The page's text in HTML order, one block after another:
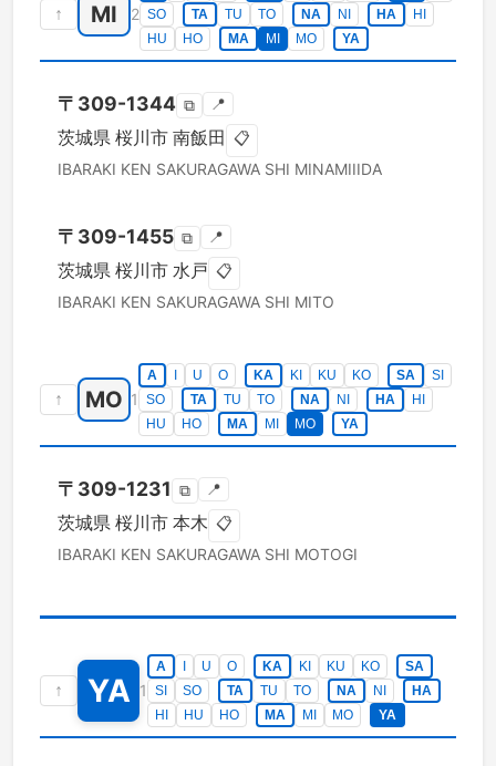
↑ MI 2 SO
TA TU TO NA NI HA
HI
HU
HO MA MI MO YA
〒 309-1344 ⧉ 📍
茨城県 桜川市 南飯田 📋
IBARAKI KEN SAKURAGAWA SHI MINAMIIIDA
〒 309-1455 ⧉ 📍
茨城県 桜川市 水戸 📋
IBARAKI KEN SAKURAGAWA SHI MITO
↑ MO 1
A U O KA KI KU KO SA
SI
SO
TA TU TO NA NI HA
HI
HU
HO MA MI MO YA
〒 309-1231 ⧉ 📍
茨城県 桜川市 本木 📋
IBARAKI KEN SAKURAGAWA SHI MOTOGI
↑ YA 1
A U O KA KI KU KO
SA
SI
SO TA TU TO NA NI
HA
HI
HU HO MA MI MO YA